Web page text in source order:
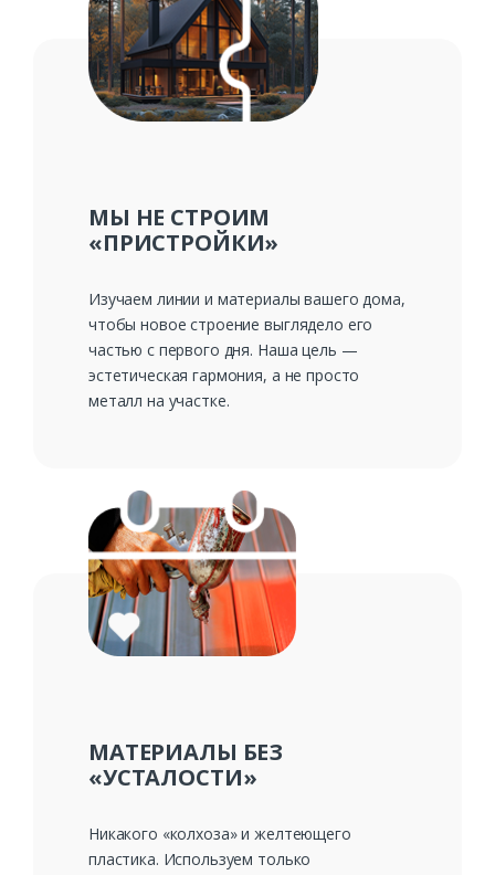
МЫ НЕ СТРОИМ
«ПРИСТРОЙКИ»
Изучаем линии и материалы вашего дома,
чтобы новое строение выглядело его
частью с первого дня. Наша цель —
эстетическая гармония, а не просто
металл на участке.
МАТЕРИАЛЫ БЕЗ
«УСТАЛОСТИ»
Никакого «колхоза» и желтеющего
пластика. Используем только